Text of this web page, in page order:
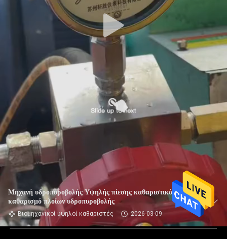
Μηχανή υδροπυροβολής Υψηλής πίεσης καθαριστικό για το
καθαρισμό πλοίων υδροπυροβολής
Βιομηχανικοί υψηλοί καθαριστές 2026-03-09